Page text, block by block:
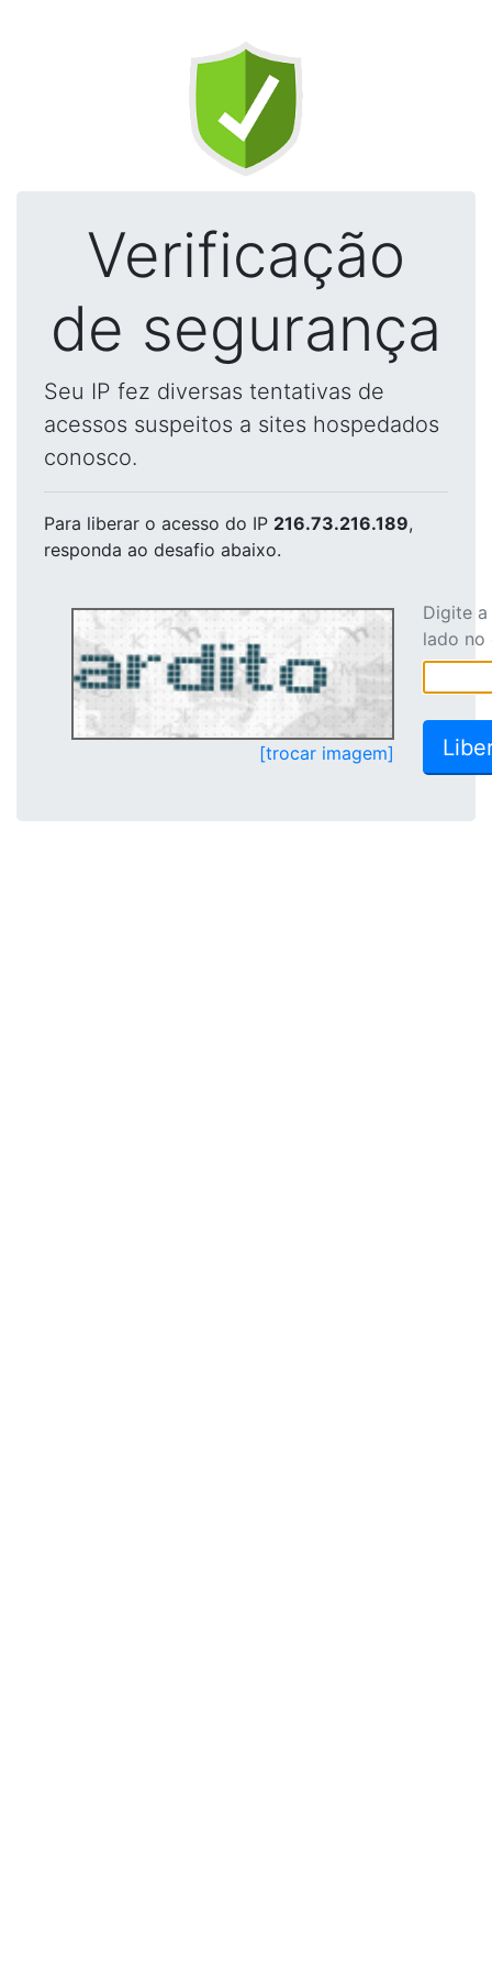
Verificação
de segurança
Seu IP fez diversas tentativas de
acessos suspeitos a sites hospedados
conosco.
Para liberar o acesso do IP 216.73.216.189,
responda ao desafio abaixo.
[trocar imagem]
Digite
lado no